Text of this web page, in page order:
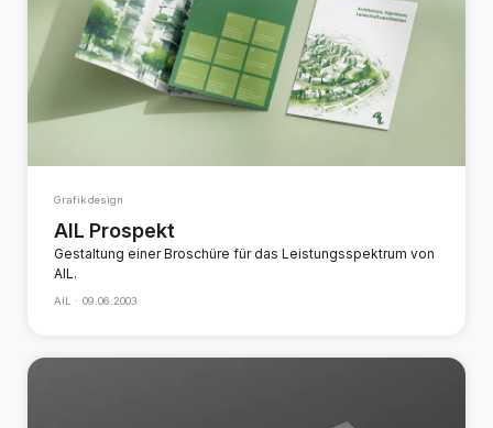
Grafikdesign
AIL Prospekt
Gestaltung einer Broschüre für das Leistungsspektrum von
AIL.
AIL · 09.06.2003